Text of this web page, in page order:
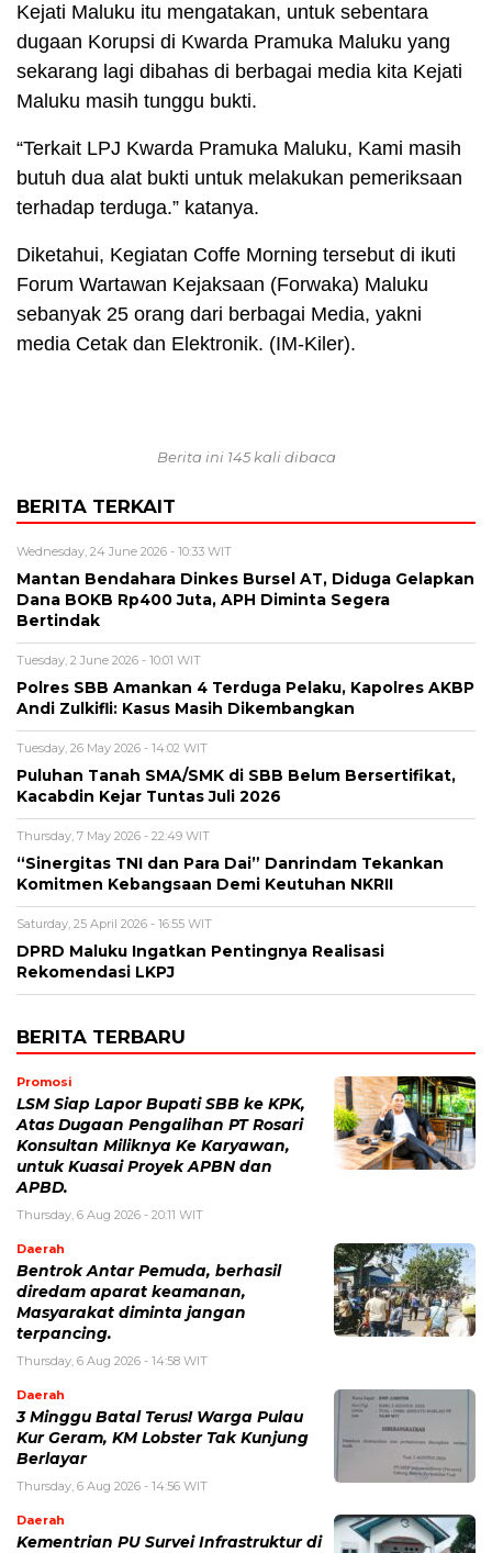
Kejati Maluku itu mengatakan, untuk sebentara
dugaan Korupsi di Kwarda Pramuka Maluku yang
sekarang lagi dibahas di berbagai media kita Kejati
Maluku masih tunggu bukti.
“Terkait LPJ Kwarda Pramuka Maluku, Kami masih
butuh dua alat bukti untuk melakukan pemeriksaan
terhadap terduga.” katanya.
Diketahui, Kegiatan Coffe Morning tersebut di ikuti
Forum Wartawan Kejaksaan (Forwaka) Maluku
sebanyak 25 orang dari berbagai Media, yakni
media Cetak dan Elektronik. (IM-Kiler).
Berita ini 145 kali dibaca
BERITA TERKAIT
Wednesday, 24 June 2026 - 10:33 WIT
Mantan Bendahara Dinkes Bursel AT, Diduga Gelapkan
Dana BOKB Rp400 Juta, APH Diminta Segera
Bertindak
Tuesday, 2 June 2026 - 10:01 WIT
Polres SBB Amankan 4 Terduga Pelaku, Kapolres AKBP
Andi Zulkifli: Kasus Masih Dikembangkan
Tuesday, 26 May 2026 - 14:02 WIT
Puluhan Tanah SMA/SMK di SBB Belum Bersertifikat,
Kacabdin Kejar Tuntas Juli 2026
Thursday, 7 May 2026 - 22:49 WIT
“Sinergitas TNI dan Para Dai” Danrindam Tekankan
Komitmen Kebangsaan Demi Keutuhan NKRII ‎
Saturday, 25 April 2026 - 16:55 WIT
DPRD Maluku Ingatkan Pentingnya Realisasi
Rekomendasi LKPJ
BERITA TERBARU
Promosi
LSM Siap Lapor Bupati SBB ke KPK,
Atas Dugaan Pengalihan PT Rosari
Konsultan Miliknya Ke Karyawan,
untuk Kuasai Proyek APBN dan
APBD.
Thursday, 6 Aug 2026 - 20:11 WIT
Daerah
Bentrok Antar Pemuda, berhasil
diredam aparat keamanan,
Masyarakat diminta jangan
terpancing.
Thursday, 6 Aug 2026 - 14:58 WIT
Daerah
3 Minggu Batal Terus! Warga Pulau
Kur Geram, KM Lobster Tak Kunjung
Berlayar
Thursday, 6 Aug 2026 - 14:56 WIT
Daerah
Kementrian PU Survei Infrastruktur di